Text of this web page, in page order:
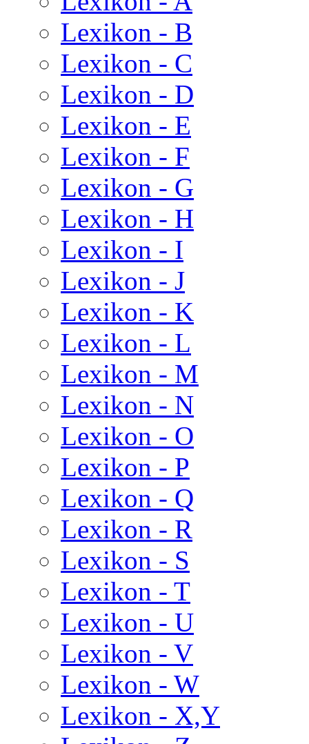
Lexikon - B
Lexikon - C
Lexikon - D
Lexikon - E
Lexikon - F
Lexikon - G
Lexikon - H
Lexikon - I
Lexikon - J
Lexikon - K
Lexikon - L
Lexikon - M
Lexikon - N
Lexikon - O
Lexikon - P
Lexikon - Q
Lexikon - R
Lexikon - S
Lexikon - T
Lexikon - U
Lexikon - V
Lexikon - W
Lexikon - X,Y